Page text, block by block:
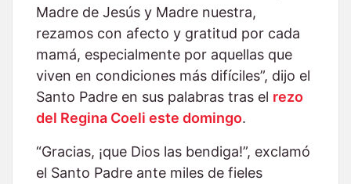
Madre de Jesús y Madre nuestra,
rezamos con afecto y gratitud por cada
mamá, especialmente por aquellas que
viven en condiciones más difíciles”, dijo el
Santo Padre en sus palabras tras el rezo
del Regina Coeli este domingo.
“Gracias, ¡que Dios las bendiga!”, exclamó
el Santo Padre ante miles de fieles